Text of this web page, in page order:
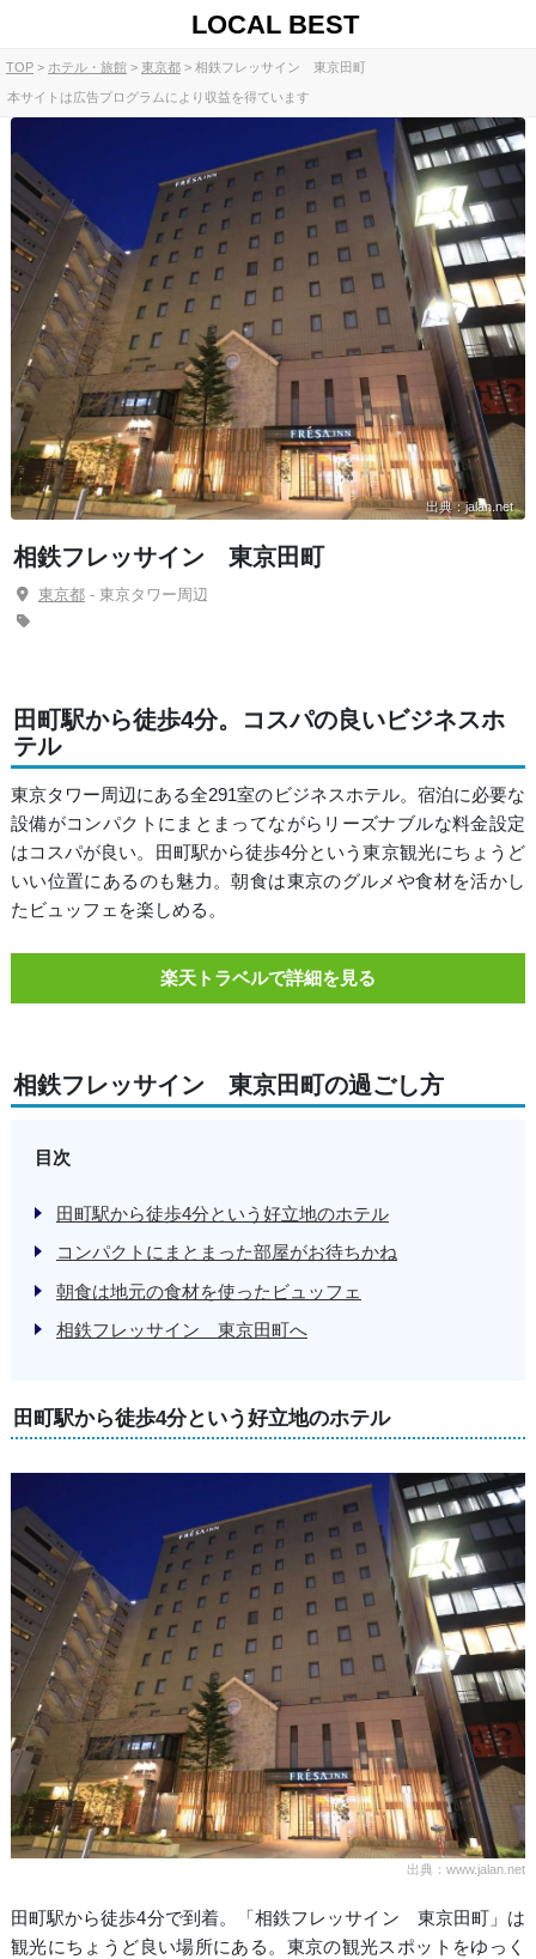
LOCAL BEST
TOP ホテル・旅館 東京都 相鉄フレッサイン 東京田町
本サイトは広告プログラムにより収益を得ています
出典：jalan.net
相鉄フレッサイン 東京田町
東京都- 東京タワー周辺
田町駅から徒歩4分。コスパの良いビジネスホ
テル
東京タワー周辺にある全291室のビジネスホテル。宿泊に必要な
設備がコンパクトにまとまってながらリーズナブルな料金設定
はコスパが良い。田町駅から徒歩4分という東京観光にちょうど
いい位置にあるのも魅力。朝食は東京のグルメや食材を活かし
たビュッフェを楽しめる。
楽天トラベルで詳細を見る
相鉄フレッサイン 東京田町の過ごし方
目次
田町駅から徒歩4分という好立地のホテル
コンパクトにまとまった部屋がお待ちかね
朝食は地元の食材を使ったビュッフェ
相鉄フレッサイン 東京田町へ
田町駅から徒歩4分という好立地のホテル
出典：www.jalan.net
田町駅から徒歩4分で到着。「相鉄フレッサイン 東京田町」は
観光にちょうど良い場所にある。東京の観光スポットをゆっく